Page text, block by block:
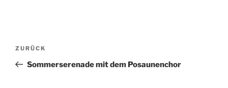
Beitragsnavigation
Vorheriger
Beitrag
ZURÜCK
Sommerserenade mit dem Posaunenchor